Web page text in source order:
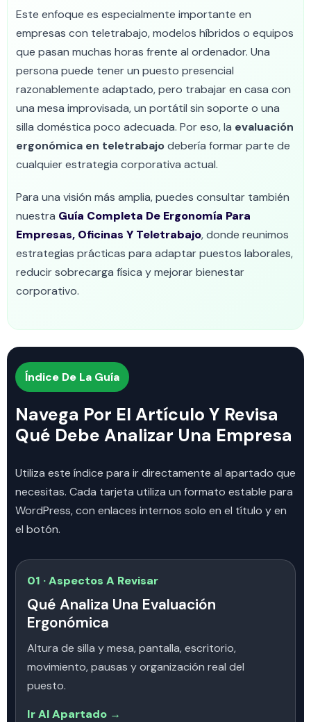
Este enfoque es especialmente importante en
empresas con teletrabajo, modelos híbridos o equipos
que pasan muchas horas frente al ordenador. Una
persona puede tener un puesto presencial
razonablemente adaptado, pero trabajar en casa con
una mesa improvisada, un portátil sin soporte o una
silla doméstica poco adecuada. Por eso, la evaluación
ergonómica en teletrabajodebería formar parte de
cualquier estrategia corporativa actual.
Para una visión más amplia, puedes consultar también
nuestra Guía Completa De Ergonomía Para
Empresas, Oficinas Y Teletrabajo, donde reunimos
estrategias prácticas para adaptar puestos laborales,
reducir sobrecarga física y mejorar bienestar
corporativo.
Índice De La Guía
Navega Por El Artículo Y Revisa
Qué Debe Analizar Una Empresa
Utiliza este índice para ir directamente al apartado que
necesitas. Cada tarjeta utiliza un formato estable para
WordPress, con enlaces internos solo en el título y en
el botón.
01 · Aspectos A Revisar
Qué Analiza Una Evaluación
Ergonómica
Altura de silla y mesa, pantalla, escritorio,
movimiento, pausas y organización real del
puesto.
Ir Al Apartado →